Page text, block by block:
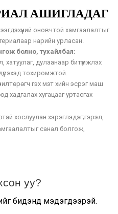
АШИГЛАДАГ
оновчтой хамгаалалтыг
нарийн урласан.
болно, тухайлбал:
хатуулаг, дулаанаар битүүмжлэх
тохиромжтой.
гэх мэт хийн эсрэг маш
хадгалах хугацааг уртасгах
хослуулан хэрэглэдэг;гэрэл,
санал болгож,
уу?
бидэнд мэдэгдээрэй.